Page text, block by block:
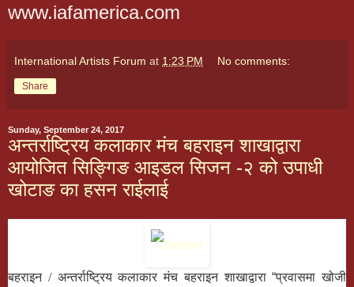
www.iafamerica.com
International Artists Forum at 1:23 PM No comments:
Share
Sunday, September 24, 2017
अन्तर्राष्ट्रिय कलाकार मंच बहराइन शाखाद्वारा
आयोजित सिङ्गिङ आइडल सिजन -२ को उपाधी
खोटाङ का हसन राईलाई
बहराइन / अन्तर्राष्ट्रिय कलाकार मंच बहराइन शाखाद्वारा“प्रवासमा खोजी